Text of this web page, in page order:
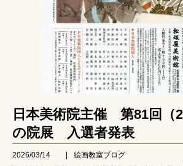
日本美術院主催 第81回（
の院展 入選者発表
2026/03/14
絵画教室ブログ